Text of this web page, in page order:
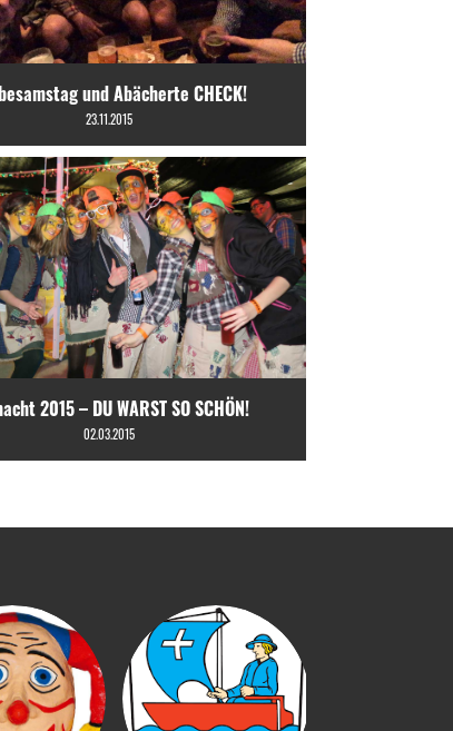
und Abächerte CHECK!
23.11.2015
2015 – DU WARST SO SCHÖN!
02.03.2015